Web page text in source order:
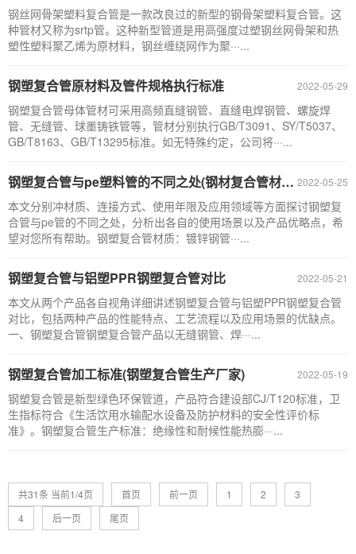
钢丝网骨架塑料复合管是一款改良过的新型的钢骨架塑料复合管。这
种管材又称为srtp管。这种新型管道是用高强度过塑钢丝网骨架和热
塑性塑料聚乙烯为原材料，钢丝缠绕网作为聚···...
2022-05-29
钢塑复合管原材料及管件规格执行标准
钢塑复合管母体管材可采用高频直缝钢管、直缝电焊钢管、螺旋焊
管、无缝管、球墨铸铁管等，管材分别执行GB/T3091、SY/T5037、
GB/T8163、GB/T13295标准。如无特殊约定，公司将···...
2022-05-25
钢塑复合管与pe塑料管的不同之处(钢材复合管材质)
本文分别冲材质、连接方式、使用年限及应用领域等方面探讨钢塑复
合管与pe管的不同之处，分析出各自的使用场景以及产品优略点，希
望对您所有帮助。钢塑复合管材质：镀锌钢管···...
2022-05-21
钢塑复合管与铝塑PPR钢塑复合管对比
本文从两个产品各自视角详细讲述钢塑复合管与铝塑PPR钢塑复合管
对比，包括两种产品的性能特点、工艺流程以及应用场景的优缺点。
一、钢塑复合管钢塑复合管产品以无缝钢管、焊···...
2022-05-19
钢塑复合管加工标准(钢塑复合管生产厂家)
钢塑复合管是新型绿色环保管道，产品符合建设部CJ/T120标准，卫
生指标符合《生活饮用水输配水设备及防护材料的安全性评价标
准》。钢塑复合管生产标准：绝缘性和耐候性能热膨···...
共31条 当前1/4页 首页 前一页 1 2
3
4
后一页 尾页